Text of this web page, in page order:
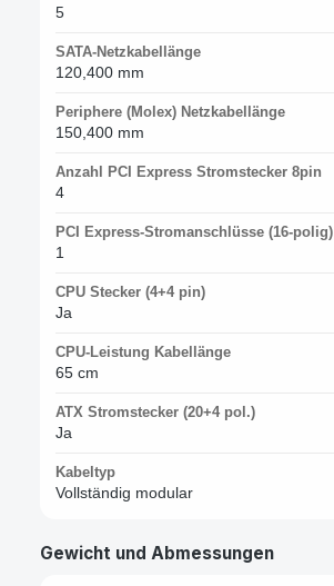
5
SATA-Netzkabellänge
120,400 mm
Periphere (Molex) Netzkabellänge
150,400 mm
Anzahl PCI Express Stromstecker 8pin
4
PCI Express-Stromanschlüsse (16-polig)
1
CPU Stecker (4+4 pin)
Ja
CPU-Leistung Kabellänge
65 cm
ATX Stromstecker (20+4 pol.)
Ja
Kabeltyp
Vollständig modular
Gewicht und Abmessungen